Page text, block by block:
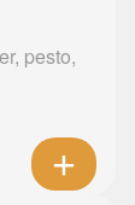
pesto,